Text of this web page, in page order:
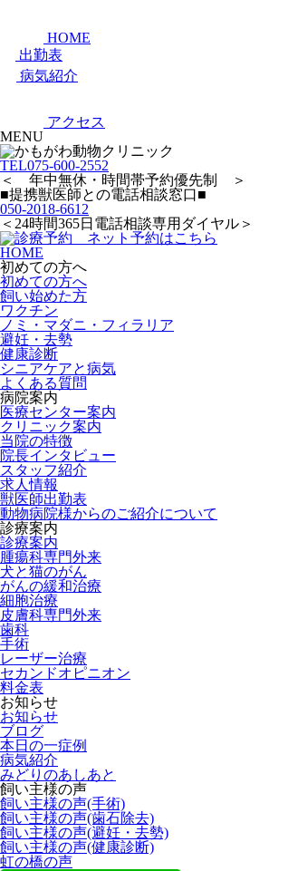
HOME
出勤表
病気紹介
アクセス
MENU
TEL075-600-2552
＜ 年中無休・時間帯予約優先制 ＞
■提携獣医師との電話相談窓口■
050-2018-6612
＜24時間365日電話相談専用ダイヤル＞
HOME
初めての方へ
初めての方へ
飼い始めた方
ワクチン
ノミ・マダニ・フィラリア
避妊・去勢
健康診断
シニアケアと病気
よくある質問
病院案内
医療センター案内
クリニック案内
当院の特徴
院長インタビュー
スタッフ紹介
求人情報
獣医師出勤表
動物病院様からのご紹介について
診療案内
診療案内
腫瘍科専門外来
犬と猫のがん
がんの緩和治療
細胞治療
皮膚科専門外来
歯科
手術
レーザー治療
セカンドオピニオン
料金表
お知らせ
お知らせ
ブログ
本日の一症例
病気紹介
みどりのあしあと
飼い主様の声
飼い主様の声(手術)
飼い主様の声(歯石除去)
飼い主様の声(避妊・去勢)
飼い主様の声(健康診断)
虹の橋の声